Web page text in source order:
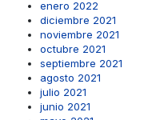
enero 2022
diciembre 2021
noviembre 2021
octubre 2021
septiembre 2021
agosto 2021
julio 2021
junio 2021